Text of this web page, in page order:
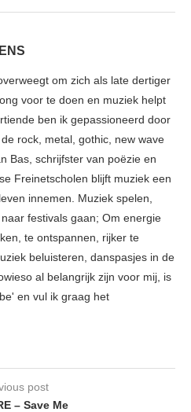
om zich als late dertiger
voor te doen en muziek helpt
ben ik gepassioneerd door
rock, metal, gothic, new wave
Bas, schrijfster van poëzie en
Freinetscholen blijft muziek een
innemen. Muziek spelen,
festivals gaan; Om energie
te ontspannen, rijker te
beluisteren, danspasjes in de
al belangrijk zijn voor mij, is
en vul ik graag het
post
– Save Me